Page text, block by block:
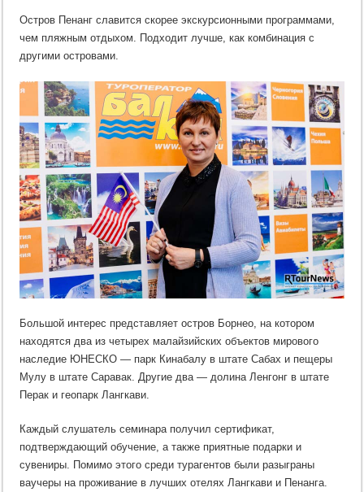
Остров Пенанг славится скорее экскурсионными программами,
чем пляжным отдыхом. Подходит лучше, как комбинация с
другими островами.
Большой интерес представляет остров Борнео, на котором
находятся два из четырех малайзийских объектов мирового
наследие ЮНЕСКО — парк Кинабалу в штате Сабах и пещеры
Мулу в штате Саравак. Другие два — долина Ленгонг в штате
Перак и геопарк Лангкави.
Каждый слушатель семинара получил сертификат,
подтверждающий обучение, а также приятные подарки и
сувениры. Помимо этого среди турагентов были разыграны
ваучеры на проживание в лучших отелях Лангкави и Пенанга.